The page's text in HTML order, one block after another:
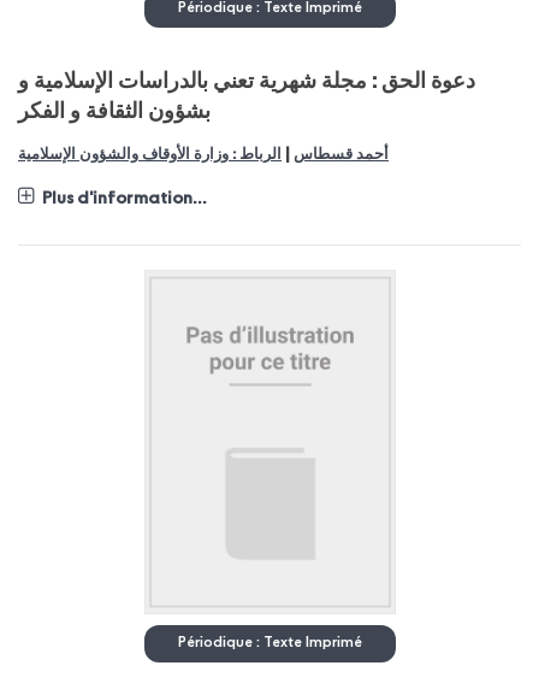
Périodique : Texte Imprimé
دعوة الحق : مجلة شهرية تعني بالدراسات الإسلامية و
بشؤون الثقافة و الفكر
أحمد قسطاس الرباط : وزارة الأوقاف والشؤون الإسلامية
Plus d'information...
Périodique : Texte Imprimé